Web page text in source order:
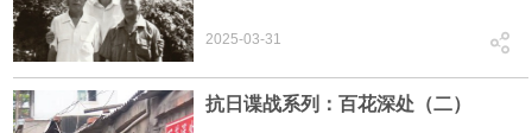
2025-03-31
抗日谍战系列：百花深处（二）